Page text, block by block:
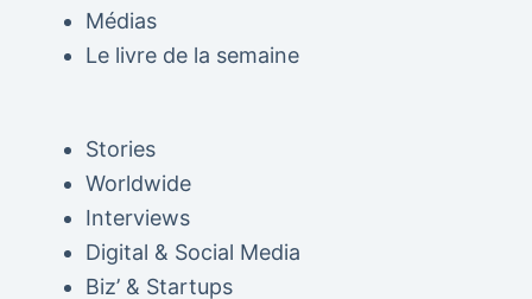
Médias
Le livre de la semaine
Stories
Worldwide
Interviews
Digital & Social Media
Biz’ & Startups